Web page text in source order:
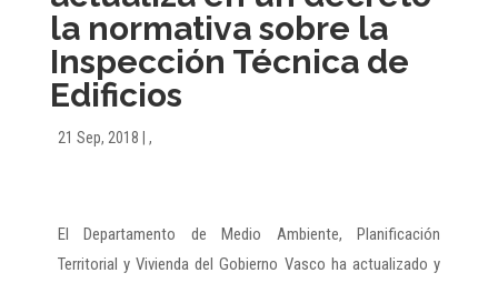
la normativa sobre la
Inspección Técnica de
Edificios
21 Sep, 2018 ,
El Departamento de Medio Ambiente, Planificación
Territorial y Vivienda del Gobierno Vasco ha actualizado y